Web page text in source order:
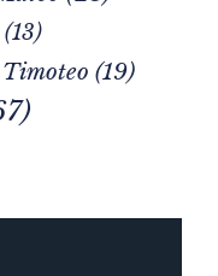
(13)
Timoteo